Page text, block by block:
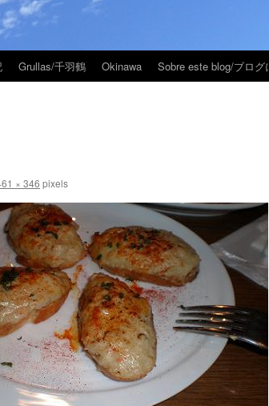
Grullas/千羽鶴 Okinawa Sobre este blog/ブログ
× 346 pixels